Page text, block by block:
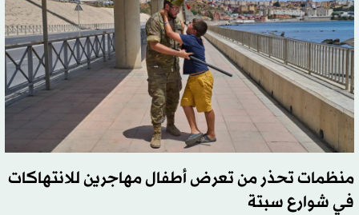
منظمات تحذر من تعرض أطفال مهاجرين للانتهاكات
في شوارع سبتة